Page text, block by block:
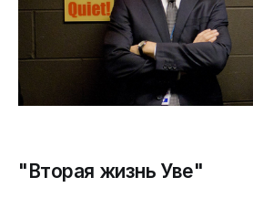
"Вторая жизнь Уве"